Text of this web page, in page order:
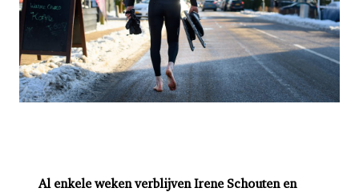
Al enkele weken verblijven Irene Schouten en